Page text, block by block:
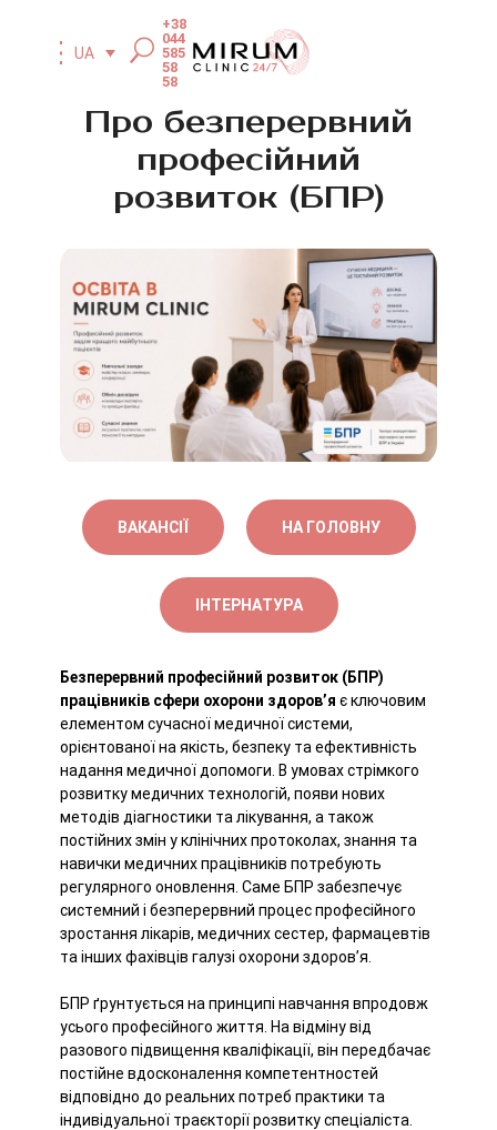
UA
+38
044
585
58
58
Про безперервний
професійний
розвиток (БПР)
ВАКАНСІЇ НА ГОЛОВНУ
ІНТЕРНАТУРА
Безперервний професійний розвиток (БПР)
працівників сфери охорони здоров’я є ключовим
елементом сучасної медичної системи,
орієнтованої на якість, безпеку та ефективність
надання медичної допомоги. В умовах стрімкого
розвитку медичних технологій, появи нових
методів діагностики та лікування, а також
постійних змін у клінічних протоколах, знання та
навички медичних працівників потребують
регулярного оновлення. Саме БПР забезпечує
системний і безперервний процес професійного
зростання лікарів, медичних сестер, фармацевтів
та інших фахівців галузі охорони здоров’я.
БПР ґрунтується на принципі навчання впродовж
усього професійного життя. На відміну від
разового підвищення кваліфікації, він передбачає
постійне вдосконалення компетентностей
відповідно до реальних потреб практики та
індивідуальної траєкторії розвитку спеціаліста.